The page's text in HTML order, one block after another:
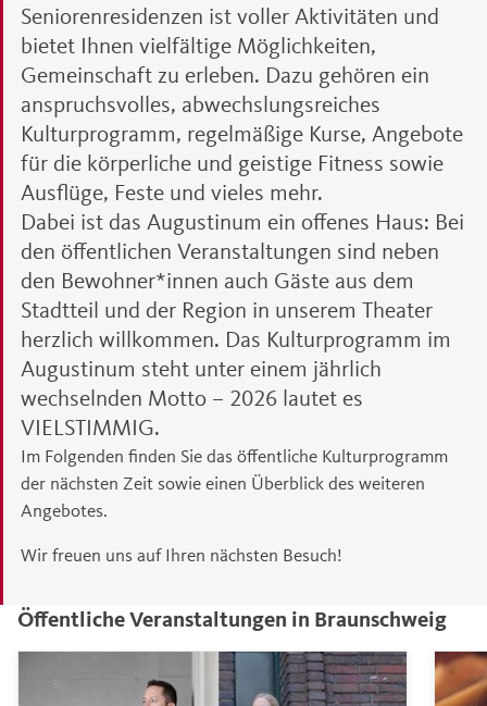
Seniorenresidenzen ist voller Aktivitäten und
bietet Ihnen vielfältige Möglichkeiten,
Gemeinschaft zu erleben. Dazu gehören ein
anspruchsvolles, abwechslungsreiches
Kulturprogramm, regelmäßige Kurse, Angebote
für die körperliche und geistige Fitness sowie
Ausflüge, Feste und vieles mehr.
Dabei ist das Augustinum ein offenes Haus: Bei
den öffentlichen Veranstaltungen sind neben
den Bewohner*innen auch Gäste aus dem
Stadtteil und der Region in unserem Theater
herzlich willkommen. Das Kulturprogramm im
Augustinum steht unter einem jährlich
wechselnden Motto – 2026 lautet es
VIELSTIMMIG.
Im Folgenden finden Sie das öffentliche Kulturprogramm
der nächsten Zeit sowie einen Überblick des weiteren
Angebotes.
Wir freuen uns auf Ihren nächsten Besuch!
Öffentliche Veranstaltungen in Braunschweig